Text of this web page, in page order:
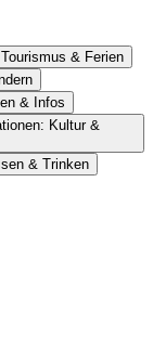
& Ferien
& Infos
Kultur &
& Trinken